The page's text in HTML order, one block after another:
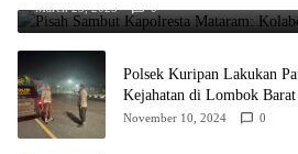
March 23, 2025 0
Polsek Kuripan Lakukan
Kejahatan di Lombok Barat
November 10, 2024 0